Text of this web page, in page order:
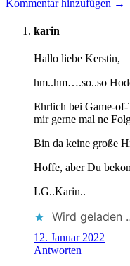
Kommentar hinzufügen →
karin
Hallo liebe Kerstin,
hm..hm….so..so
Ehrlich bei Game-
mir gerne mal ne
Bin da keine große
Hoffe, aber Du
LG..Karin..
Wird geladen
12. Januar 2022
Antworten